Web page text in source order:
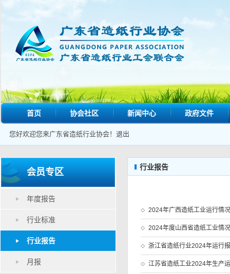
首页 协会社区 新闻中心 政府文件
您好欢迎您来广东省造纸行业协会！ 退出
会员专区
年度报告
行业标准
行业报告
月报
行业报告
2024年广西造纸工业运行情况
2024年度山西省造纸工业情况
浙江省造纸行业2024年运行
江苏省造纸工业2024年生产